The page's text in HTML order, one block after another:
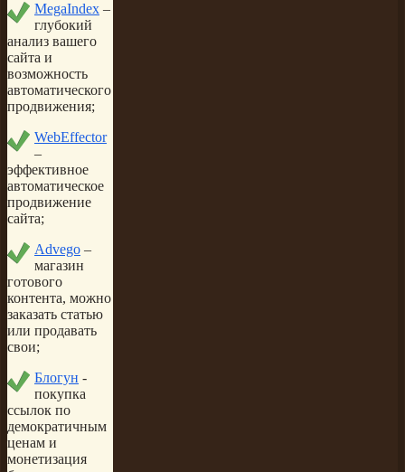
MegaIndex –
глубокий
анализ вашего
сайта и
возможность
автоматического
продвижения;
WebEffector
–
эффективное
автоматическое
продвижение
сайта;
Advego –
магазин
готового
контента, можно
заказать статью
или продавать
свои;
Блогун -
покупка
ссылок по
демократичным
ценам и
монетизация